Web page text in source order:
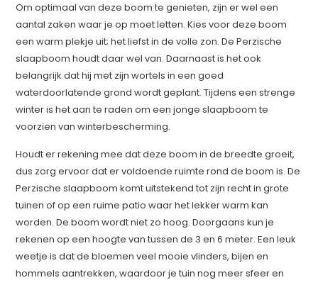
Om optimaal van deze boom te genieten, zijn er wel een
aantal zaken waar je op moet letten. Kies voor deze boom
een warm plekje uit; het liefst in de volle zon. De Perzische
slaapboom houdt daar wel van. Daarnaast is het ook
belangrijk dat hij met zijn wortels in een goed
waterdoorlatende grond wordt geplant. Tijdens een strenge
winter is het aan te raden om een jonge slaapboom te
voorzien van winterbescherming.
Houdt er rekening mee dat deze boom in de breedte groeit,
dus zorg ervoor dat er voldoende ruimte rond de boom is. De
Perzische slaapboom komt uitstekend tot zijn recht in grote
tuinen of op een ruime patio waar het lekker warm kan
worden. De boom wordt niet zo hoog. Doorgaans kun je
rekenen op een hoogte van tussen de 3 en 6 meter. Een leuk
weetje is dat de bloemen veel mooie vlinders, bijen en
hommels aantrekken, waardoor je tuin nog meer sfeer en